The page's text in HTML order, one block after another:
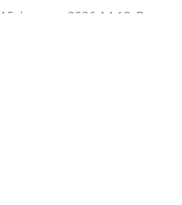
15 февраля 2026 14:18 В